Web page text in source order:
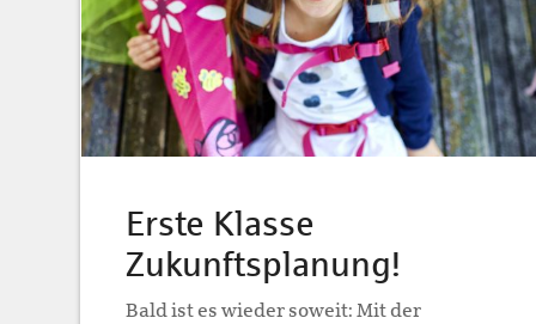
Erste Klasse
Zukunftsplanung!
Bald ist es wieder soweit: Mit der